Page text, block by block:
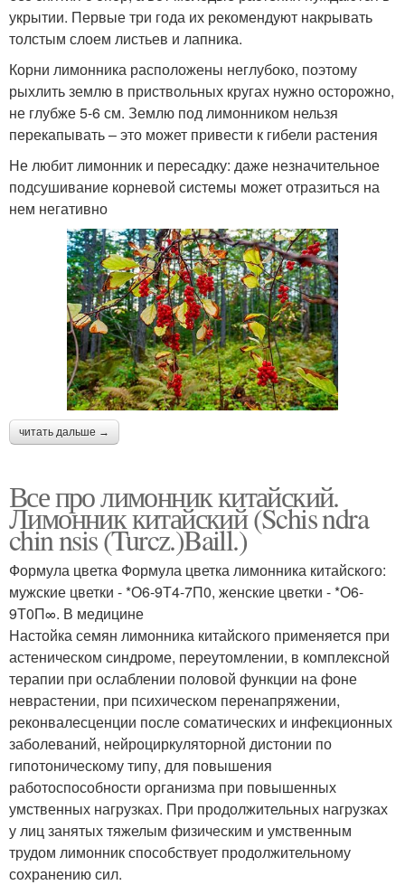
укрытии. Первые три года их рекомендуют накрывать
толстым слоем листьев и лапника.
Корни лимонника расположены неглубоко, поэтому
рыхлить землю в приствольных кругах нужно осторожно,
не глубже 5-6 см. Землю под лимонником нельзя
перекапывать – это может привести к гибели растения
Не любит лимонник и пересадку: даже незначительное
подсушивание корневой системы может отразиться на
нем негативно
читать дальше →
Все про лимонник китайский.
Лимонник китайский (Schis ndra
chin nsis (Turcz.)Baill.)
Формула цветка Формула цветка лимонника китайского:
мужские цветки - *О6-9Т4-7П0, женские цветки - *О6-
9Т0П∞. В медицине
Настойка семян лимонника китайского применяется при
астеническом синдроме, переутомлении, в комплексной
терапии при ослаблении половой функции на фоне
неврастении, при психическом перенапряжении,
реконвалесценции после соматических и инфекционных
заболеваний, нейроциркуляторной дистонии по
гипотоническому типу, для повышения
работоспособности организма при повышенных
умственных нагрузках. При продолжительных нагрузках
у лиц занятых тяжелым физическим и умственным
трудом лимонник способствует продолжительному
сохранению сил.